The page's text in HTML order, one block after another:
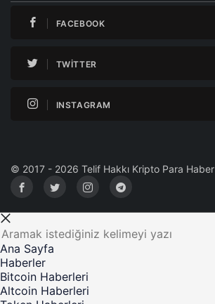
FACEBOOK
TWITTER
INSTAGRAM
© 2017 - 2026 Telif Hakkı Kripto Para Haber
Ana Sayfa
Haberler
Bitcoin Haberleri
Altcoin Haberleri